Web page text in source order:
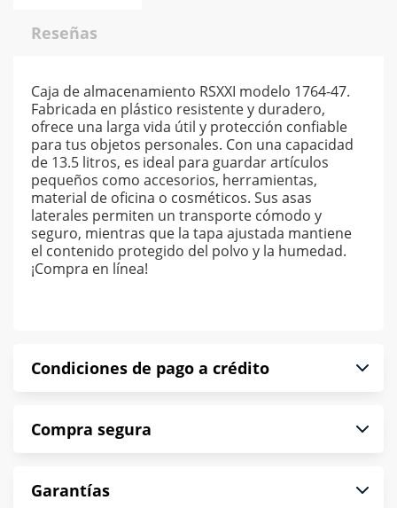
Reseñas
Caja de almacenamiento RSXXI modelo 1764-47.
Fabricada en plástico resistente y duradero,
ofrece una larga vida útil y protección confiable
para tus objetos personales. Con una capacidad
de 13.5 litros, es ideal para guardar artículos
pequeños como accesorios, herramientas,
material de oficina o cosméticos. Sus asas
laterales permiten un transporte cómodo y
seguro, mientras que la tapa ajustada mantiene
el contenido protegido del polvo y la humedad.
¡Compra en línea!
Condiciones de pago a crédito
puntualmente. Al finalizar tu compra generas el
*Sujeto a aprobación de crédito conforme a
norma de Muebles América.
Compra segura
compra es segura de principio a fin.
Garantías